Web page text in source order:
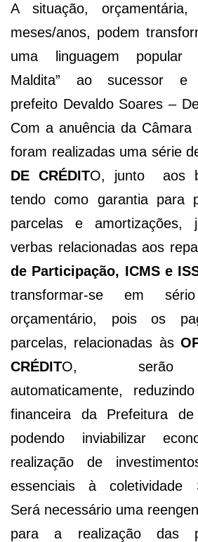
A situação,
meses/anos, podem
uma linguagem popular
Maldita” ao sucessor e
prefeito Devaldo Soares –
Com a anuência da Câmara
foram realizadas uma série
DE CRÉDITO, junto aos
tendo como garantia para
parcelas e amortizações,
verbas relacionadas aos
de Participação, ICMS e
transformar-se em
orçamentário, pois os
parcelas, relacionadas às
CRÉDITO, serão
automaticamente,
financeira da Prefeitura
podendo inviabilizar
realização de
essenciais à coletividade
Será necessário uma
para a realização das